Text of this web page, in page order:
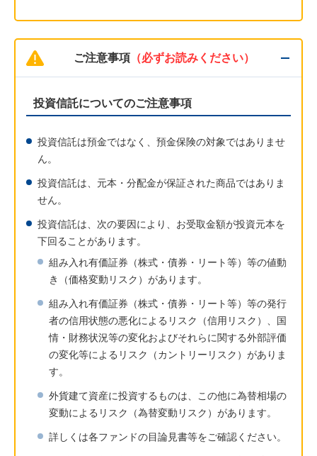
ご注意事項（必ずお読みください）
投資信託についてのご注意事項
投資信託は預金ではなく、預金保険の対象ではありませ
ん。
投資信託は、元本・分配金が保証された商品ではありま
せん。
投資信託は、次の要因により、お受取金額が投資元本を
下回ることがあります。
組み入れ有価証券（株式・債券・リート等）等の値動
き（価格変動リスク）があります。
組み入れ有価証券（株式・債券・リート等）等の発行
者の信用状態の悪化によるリスク（信用リスク）、国
情・財務状況等の変化およびそれらに関する外部評価
の変化等によるリスク（カントリーリスク）がありま
す。
外貨建て資産に投資するものは、この他に為替相場の
変動によるリスク（為替変動リスク）があります。
詳しくは各ファンドの目論見書等をご確認ください。